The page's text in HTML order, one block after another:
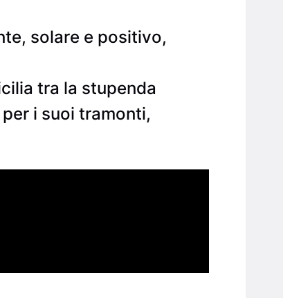
solare e positivo,
tra la stupenda
i suoi tramonti,